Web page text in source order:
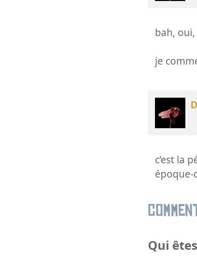
bah,
je
c’est la
époque-
Qui